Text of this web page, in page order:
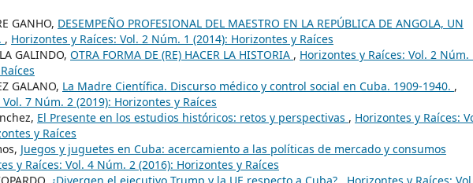
GANHO, DESEMPEÑO PROFESIONAL DEL MAESTRO EN LA REPÚBLICA DE ANGOLA, UN
, Horizontes y Raíces: Vol. 2 Núm. 1 (2014): Horizontes y Raíces
GALINDO, OTRA FORMA DE (RE) HACER LA HISTORIA , Horizontes y Raíces: Vol. 2 Núm.
GALANO, La Madre Científica. Discurso médico y control social en Cuba. 1909-1940. ,
7 Núm. 2 (2019): Horizontes y Raíces
El Presente en los estudios históricos: retos y perspectivas , Horizontes y Raíces:
y Raíces
Juegos y juguetes en Cuba: acercamiento a las políticas de mercado y consumos
y Raíces: Vol. 4 Núm. 2 (2016): Horizontes y Raíces
¿Divergen el ejecutivo Trump y la UE respecto a Cuba? Horizontes y Raíces: